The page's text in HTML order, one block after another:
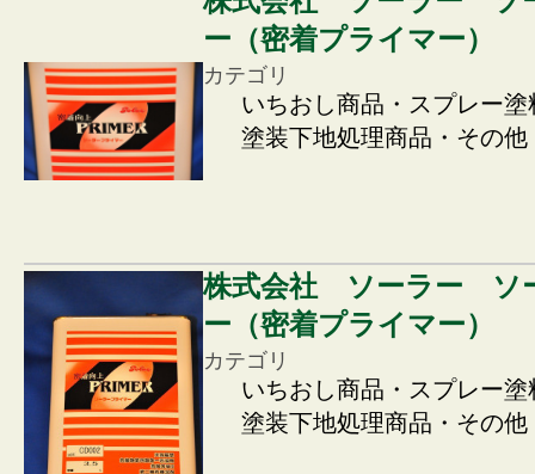
ー（密着プライマー
カテゴリ
いちおし商品・スプレー
塗装下地処理商品・その他
株式会社 ソーラー ソ
ー（密着プライマー
カテゴリ
いちおし商品・スプレー
塗装下地処理商品・その他